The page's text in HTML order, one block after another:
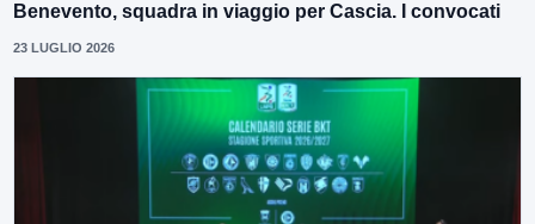
Benevento, squadra in viaggio per Cascia. I convocati
23 LUGLIO 2026